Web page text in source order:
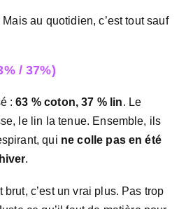
au quotidien, c’est tout sauf
/ 37%)
:63 % coton, 37 % lin. Le
le lin la tenue. Ensemble, ils
qui ne colle pas en été
.
c’est un vrai plus. Pas trop